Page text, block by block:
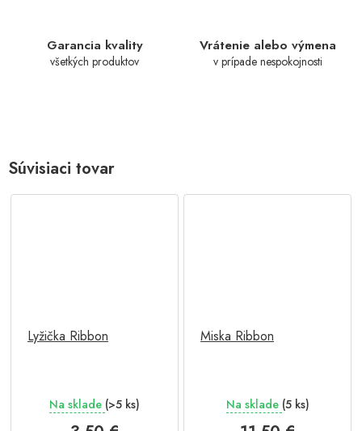
Garancia kvality
všetkých produktov
Vrátenie alebo výmena
v prípade nespokojnosti
Súvisiaci tovar
Lyžička Ribbon
Na sklade (>5 ks)
Miska Ribbon
Na sklade (5 ks)